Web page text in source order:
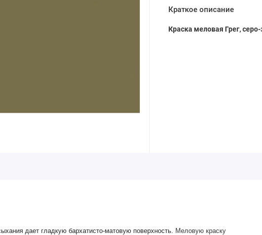
Краткое описание
Краска меловая Грег,
дает гладкую бархатисто-матовую поверхность.
Меловую краску